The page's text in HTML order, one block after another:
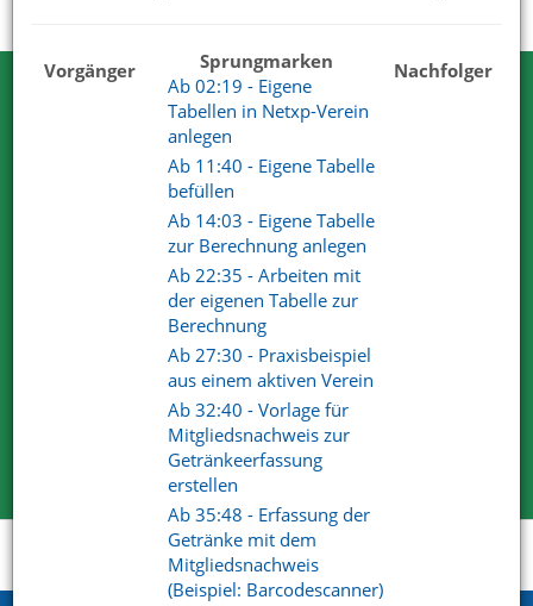
Vorgänger
Sprungmarken
Ab 02:19 - Eigene
Tabellen in Netxp-Verein
anlegen
Ab 11:40 - Eigene Tabelle
befüllen
Ab 14:03 - Eigene Tabelle
zur Berechnung anlegen
Ab 22:35 - Arbeiten mit
der eigenen Tabelle zur
Berechnung
Ab 27:30 - Praxisbeispiel
aus einem aktiven Verein
Ab 32:40 - Vorlage für
Mitgliedsnachweis zur
Getränkeerfassung
erstellen
Ab 35:48 - Erfassung der
Getränke mit dem
Mitgliedsnachweis
(Beispiel: Barcodescanner)
Nachfolger
Testen Sie Netxp-Verein
Wir können Ihnen viel erzählen. Nehmen
Sie uns beim Wort.
Wir sind von unseren Lösungen überzeugt. Deshalb dürfen
Sie uns gerne und ausgiebig testen.
Für Ihre Tests steht Ihnen der volle Funktionsumfang zur
Wir haben mit unserem Produkt und Services die
überzeugenden Antworten.
Kostenlose Testversion
Support Videoportal